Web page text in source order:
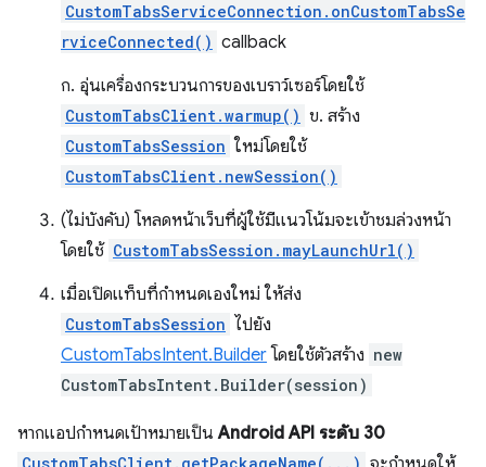
CustomTabsServiceConnection.onCustomTabsSe
rviceConnected() callback
ก. อุ่นเครื่องกระบวนการของเบราว์เซอร์โดยใช้
CustomTabsClient.warmup() ข. สร้าง
CustomTabsSession ใหม่โดยใช้
CustomTabsClient.newSession()
(ไม่บังคับ) โหลดหน้าเว็บที่ผู้ใช้มีแนวโน้มจะเข้าชมล่วงหน้า
โดยใช้ CustomTabsSession.mayLaunchUrl()
เมื่อเปิดแท็บที่กำหนดเองใหม่ ให้ส่ง
CustomTabsSession ไปยัง
CustomTabsIntent.Builder โดยใช้ตัวสร้าง new
CustomTabsIntent.Builder(session)
หากแอปกำหนดเป้าหมายเป็นAndroid API ระดับ 30